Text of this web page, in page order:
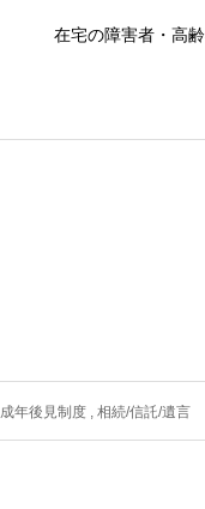
在宅の障害者・高
成年後見制度 , 相続/信託/遺言